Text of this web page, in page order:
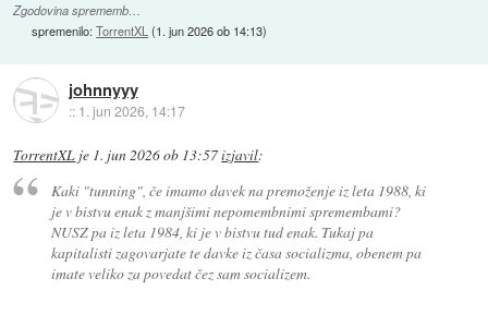
Zgodovina sprememb…
spremenilo:TorrentXL (1. jun 2026 ob 14:13)
johnnyyy
:: 1. jun 2026, 14:17
TorrentXL je 1. jun 2026 ob 13:57izjavil:
Kaki "tunning", če imamo davek na premoženje iz leta 1988, ki
je v bistvu enak z manjšimi nepomembnimi spremembami?
NUSZ pa iz leta 1984, ki je v bistvu tud enak. Tukaj pa
kapitalisti zagovarjate te davke iz časa socializma, obenem pa
imate veliko za povedat čez sam socializem.